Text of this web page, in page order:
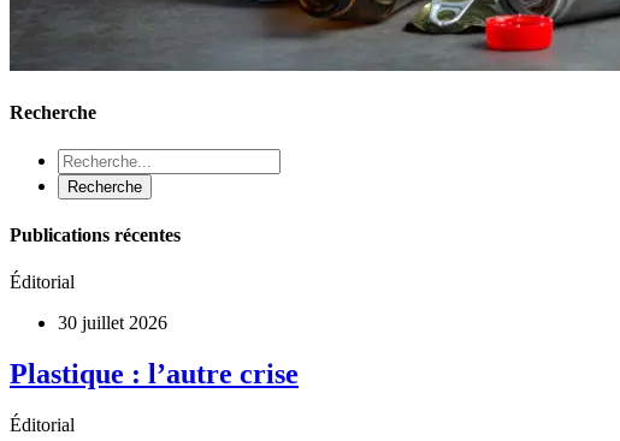
Recherche
Publications récentes
Éditorial
30 juillet 2026
Plastique : l’autre crise
Éditorial